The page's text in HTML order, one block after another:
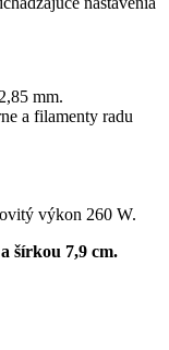
mm.
a filamenty radu
výkon 260 W.
šírkou 7,9 cm.